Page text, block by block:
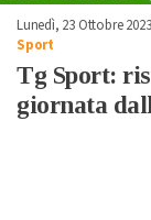
Lunedì, 23 Ottobre
Sport
Tg Sport:
giornata